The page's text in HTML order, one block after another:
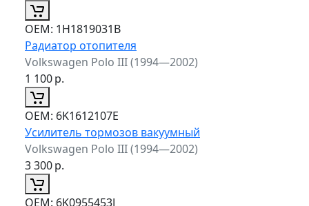
ОЕМ: 1H1819031B
Радиатор отопителя
Volkswagen Polo III (1994—2002)
1 100р.
ОЕМ: 6K1612107E
Усилитель тормозов вакуумный
Volkswagen Polo III (1994—2002)
3 300р.
ОЕМ: 6K0955453J